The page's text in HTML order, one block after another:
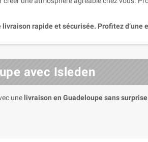
rapide et sécurisée. Profitez
avec Isleden
une livraison en Guadeloupe sans surprise